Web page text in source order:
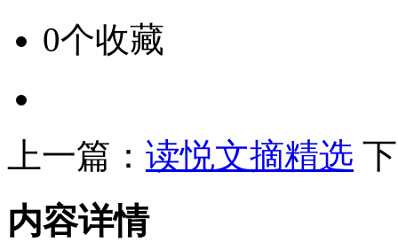
0个收藏
上一篇： 读悦文摘精选
内容详情